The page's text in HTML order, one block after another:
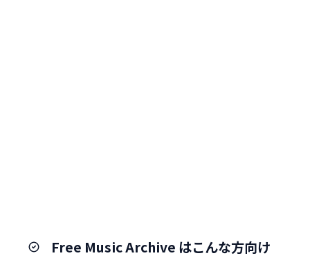
Free Music Archive はこんな方向け